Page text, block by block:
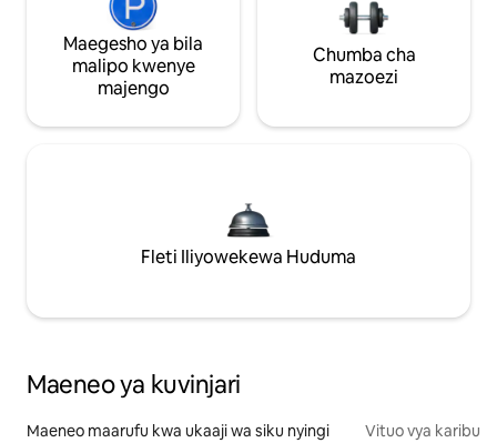
Maegesho ya bila
malipo kwenye
majengo
Chumba cha
mazoezi
Fleti Iliyowekewa Huduma
Maeneo ya kuvinjari
Maeneo maarufu kwa ukaaji wa siku nyingi Vituo vya karibu